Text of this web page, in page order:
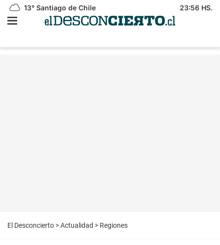
13° Santiago de Chile 23:56 HS.
El Desconcierto >Actualidad > Regiones